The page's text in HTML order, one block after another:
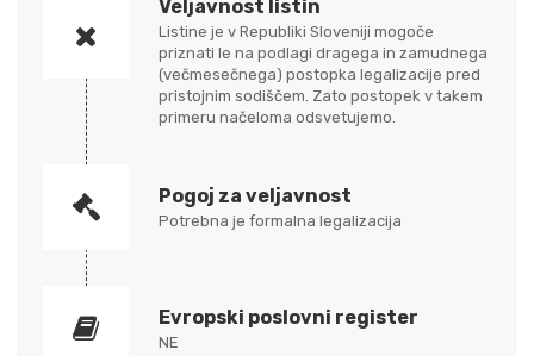
Veljavnost listin
Listine je v Republiki Sloveniji mogoče
priznati le na podlagi dragega in zamudnega
(večmesečnega) postopka legalizacije pred
pristojnim sodiščem. Zato postopek v takem
primeru načeloma odsvetujemo.
Pogoj za veljavnost
Potrebna je formalna legalizacija
Evropski poslovni register
NE